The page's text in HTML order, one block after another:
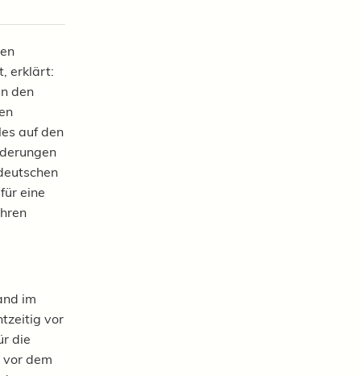
erklärt:
den
auf den
eine
im
vor
die
dem